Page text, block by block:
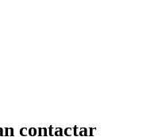
contactar